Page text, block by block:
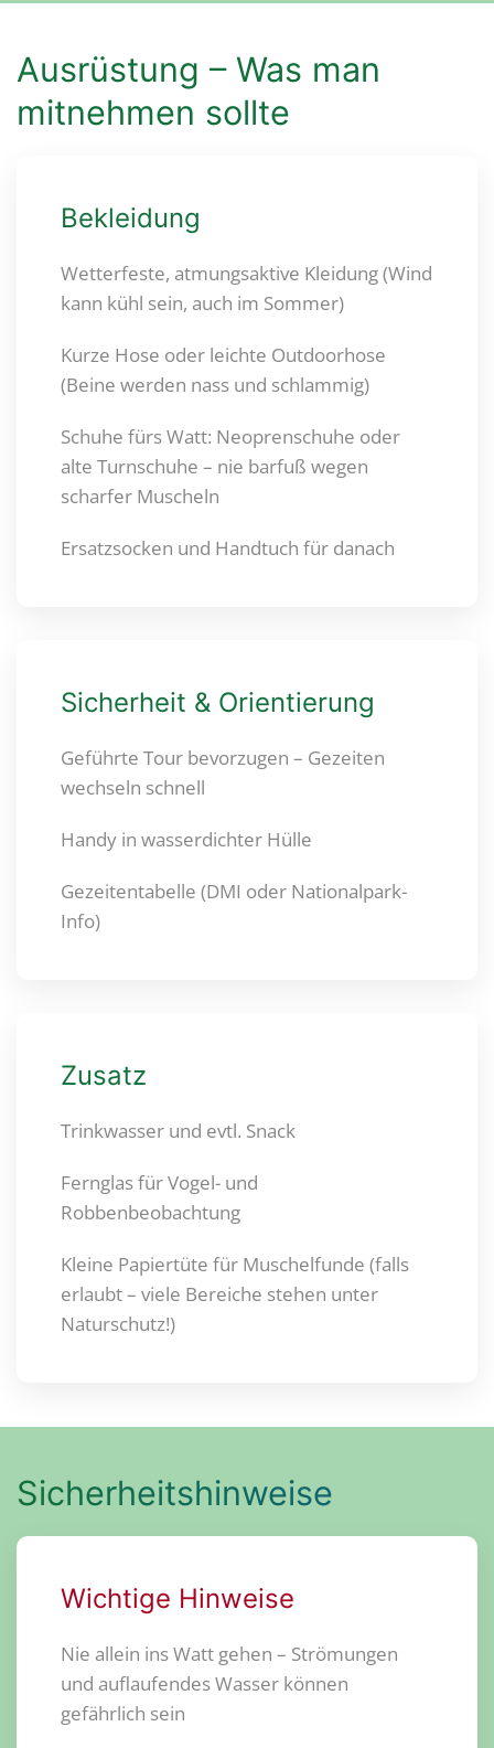
Ausrüstung – Was man
mitnehmen sollte
Bekleidung
Wetterfeste, atmungsaktive Kleidung (Wind
kann kühl sein, auch im Sommer)
Kurze Hose oder leichte Outdoorhose
(Beine werden nass und schlammig)
Schuhe fürs Watt: Neoprenschuhe oder
alte Turnschuhe – nie barfuß wegen
scharfer Muscheln
Ersatzsocken und Handtuch für danach
Sicherheit & Orientierung
Geführte Tour bevorzugen – Gezeiten
wechseln schnell
Handy in wasserdichter Hülle
Gezeitentabelle (DMI oder Nationalpark-
Info)
Zusatz
Trinkwasser und evtl. Snack
Fernglas für Vogel- und
Robbenbeobachtung
Kleine Papiertüte für Muschelfunde (falls
erlaubt – viele Bereiche stehen unter
Naturschutz!)
Sicherheitshinweise
Wichtige Hinweise
Nie allein ins Watt gehen – Strömungen
und auflaufendes Wasser können
gefährlich sein